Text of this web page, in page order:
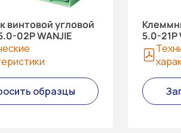
винтовой угловой
02P WANJIE
образцы
5.0-21P